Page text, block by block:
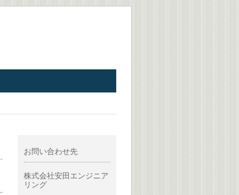
お問い合わせ先
株式会社安田エンジニア
リング